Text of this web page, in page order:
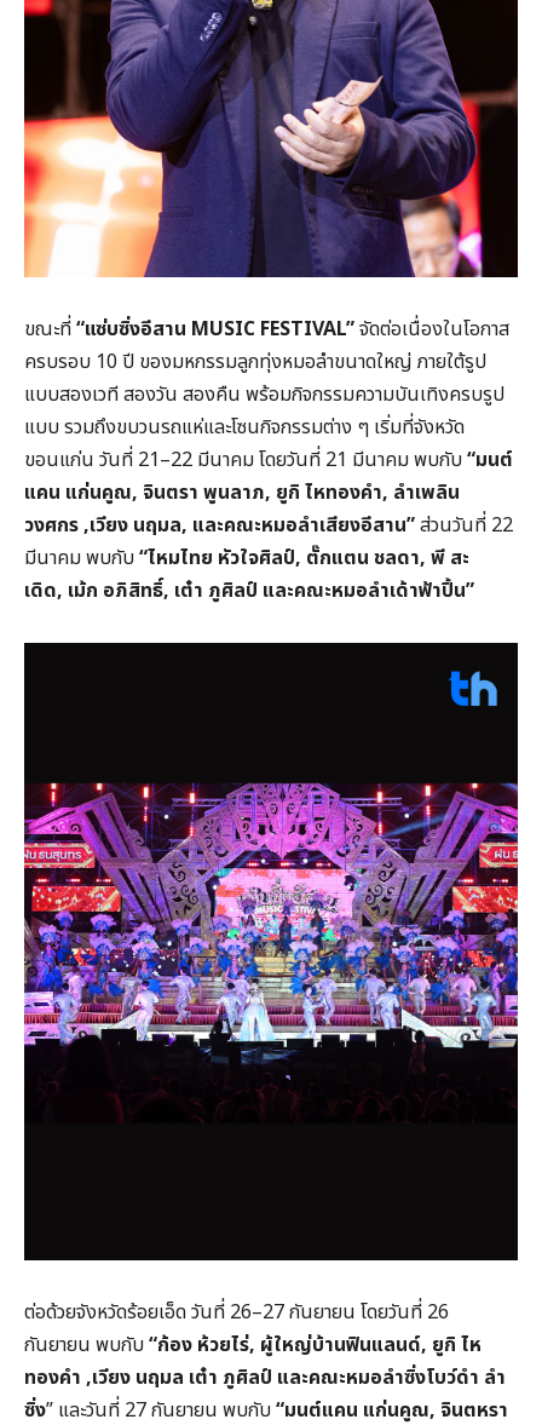
ขณะที่“แซ่บซิ่งอีสาน MUSIC FESTIVAL”จัดต่อเนื่องในโอกาส
ครบรอบ 10 ปี ของมหกรรมลูกทุ่งหมอลำขนาดใหญ่ ภายใต้รูป
แบบสองเวที สองวัน สองคืน พร้อมกิจกรรมความบันเทิงครบรูป
แบบ รวมถึงขบวนรถแห่และโซนกิจกรรมต่าง ๆ เริ่มที่จังหวัด
ขอนแก่น วันที่ 21–22 มีนาคม โดยวันที่ 21 มีนาคม พบกับ“มนต์
แคน แก่นคูณ, จินตรา พูนลาภ, ยูกิ ไหทองคำ, ลำเพลิน
วงศกร ,เวียง นฤมล, และคณะหมอลำเสียงอีสาน”ส่วนวันที่ 22
มีนาคม พบกับ“ไหมไทย หัวใจศิลป์, ตั๊กแตน ชลดา, พี สะ
เดิด, เม้ก อภิสิทธิ์, เต๋า ภูศิลป์ และคณะหมอลำเด้าฟ้าปิ้น”
ต่อด้วยจังหวัดร้อยเอ็ด วันที่ 26–27 กันยายน โดยวันที่ 26
กันยายน พบกับ“ก้อง ห้วยไร่, ผู้ใหญ่บ้านฟินแลนด์, ยูกิ ไห
ทองคำ ,เวียง นฤมล เต๋า ภูศิลป์ และคณะหมอลำซิ่งโบว์ดำ ลำ
ซิ่ง” และวันที่ 27 กันยายน พบกับ“มนต์แคน แก่นคูณ, จินตหรา